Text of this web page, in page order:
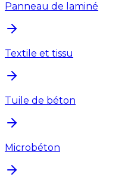
Panneau de laminé
Textile et tissu
Tuile de béton
Microbéton